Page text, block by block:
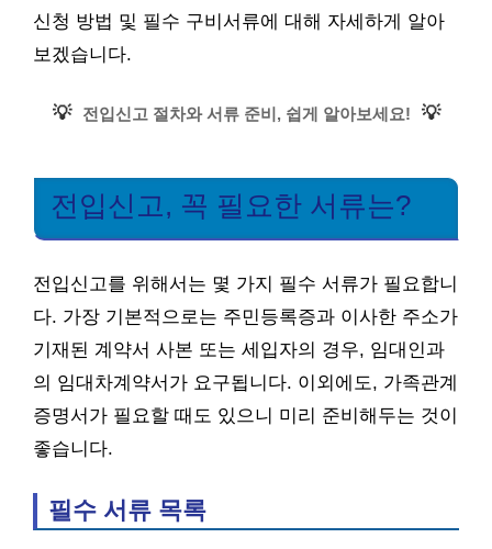
신청 방법 및 필수 구비서류에 대해 자세하게 알아
보겠습니다.
💡 전입신고 절차와 서류 준비, 쉽게 알아보세요! 💡
전입신고, 꼭 필요한 서류는?
전입신고를 위해서는 몇 가지 필수 서류가 필요합니
다. 가장 기본적으로는 주민등록증과 이사한 주소가
기재된 계약서 사본 또는 세입자의 경우, 임대인과
의 임대차계약서가 요구됩니다. 이외에도, 가족관계
증명서가 필요할 때도 있으니 미리 준비해두는 것이
좋습니다.
필수 서류 목록